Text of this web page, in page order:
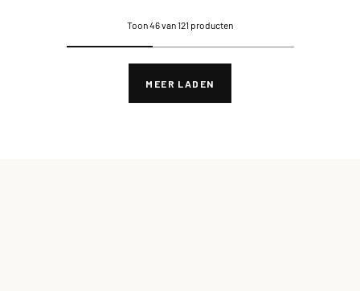
Toon 46 van 121 producten
MEER LADEN